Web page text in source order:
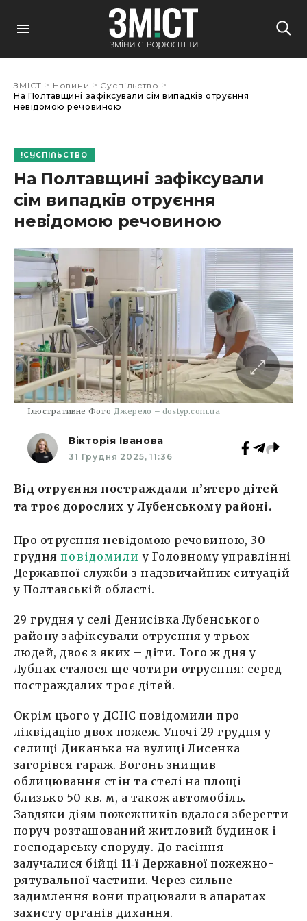
ЗМІСТ > Новини > Суспільство >
На Полтавщині зафіксували сім випадків отруєння
невідомою речовиною
СУСПІЛЬСТВО
На Полтавщині зафіксували
сім випадків отруєння
невідомою речовиною
Ілюстративне Фото Джерело – dostyp.com.ua
Вікторія Іванова
31 Грудня 2025, 11:36
Від отруєння постраждали п’ятеро дітей
та троє дорослих у Лубенському районі.
Про отруєння невідомою речовиною, 30
грудняповідомили у Головному управлінні
Державної служби з надзвичайних ситуацій
у Полтавській області.
29 грудня у селі Денисівка Лубенського
району зафіксували отруєння у трьох
людей, двоє з яких – діти. Того ж дня у
Лубнах сталося ще чотири отруєння: серед
постраждалих троє дітей.
Окрім цього у ДСНС повідомили про
ліквідацію двох пожеж. Уночі 29 грудня у
селищі Диканька на вулиці Лисенка
загорівся гараж. Вогонь знищив
облицювання стін та стелі на площі
близько 50 кв. м, а також автомобіль.
Завдяки діям пожежників вдалося зберегти
поруч розташований житловий будинок і
господарську споруду. До гасіння
залучалися бійці 11‑ї Державної пожежно-
рятувальної частини. Через сильне
задимлення вони працювали в апаратах
захисту органів дихання.